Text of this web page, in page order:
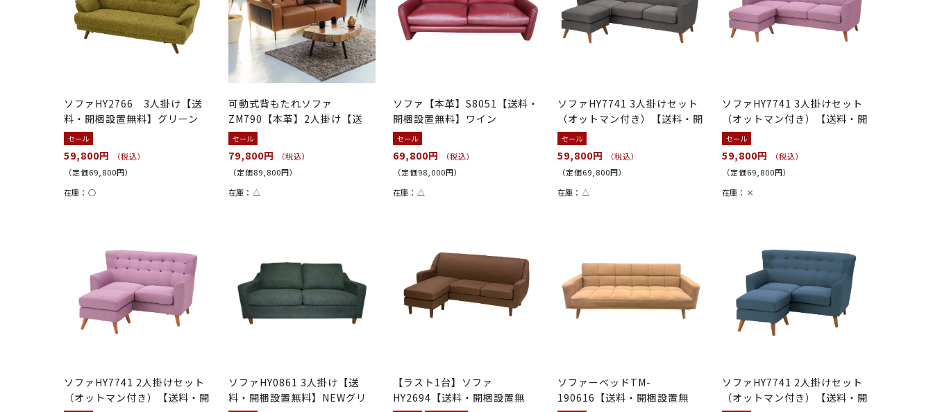
ソファHY2766 3人掛け【送
料・開梱設置無料】グリーン
セール
59,800円
（税込）
（定価69,800円）
在庫： ○
可動式背もたれソファ
ZM790【本革】2人掛け【送
料・開梱設置...
セール
79,800円
（税込）
（定価89,800円）
在庫： △
ソファ【本革】S8051【送料・
開梱設置無料】ワイン
セール
69,800円
（税込）
（定価98,000円）
在庫： △
ソファHY7741 3人掛けセット
（オットマン付き）【送料・開
梱...
セール
59,800円
（税込）
（定価69,800円）
在庫： △
ソファHY7741 3人掛けセット
（オットマン付き）【送料・開
梱...
セール
59,800円
（税込）
（定価69,800円）
在庫： ×
ソファHY7741 2人掛けセット
（オットマン付き）【送料・開
ソファHY0861 3人掛け【送
料・開梱設置無料】NEWグリ
【ラスト1台】ソファ
HY2694【送料・開梱設置無
ソファーベッドTM-
190616【送料・開梱設置無
ソファHY7741 2人掛けセット
（オットマン付き）【送料・開